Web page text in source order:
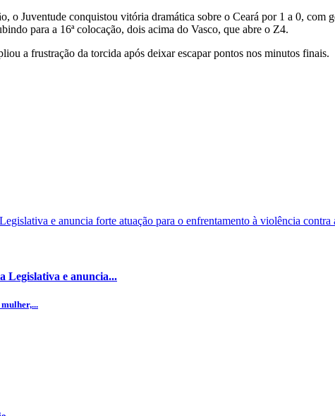
o Juventude conquistou vitória dramática sobre o Ceará por 1 a 0,
para a 16ª colocação, dois acima do Vasco, que abre o Z4.
a frustração da torcida após deixar escapar pontos nos minutos finais.
Legislativa e anuncia...